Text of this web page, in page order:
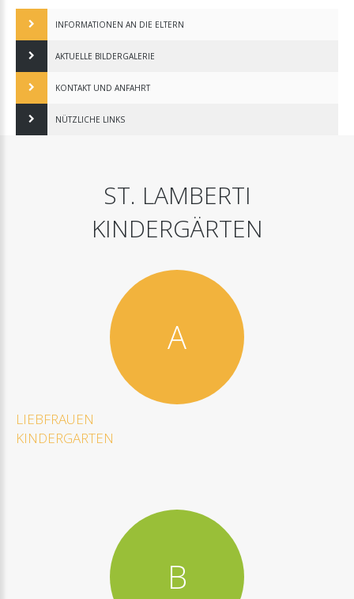
INFORMATIONEN AN DIE ELTERN
AKTUELLE BILDERGALERIE
KONTAKT UND ANFAHRT
NÜTZLICHE LINKS
ST. LAMBERTI
KINDERGÄRTEN
A
LIEBFRAUEN
KINDERGARTEN
B